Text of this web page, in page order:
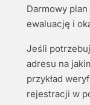
Darmowy
ewaluację i
Jeśli
adresu na
przykład
rejestracji w